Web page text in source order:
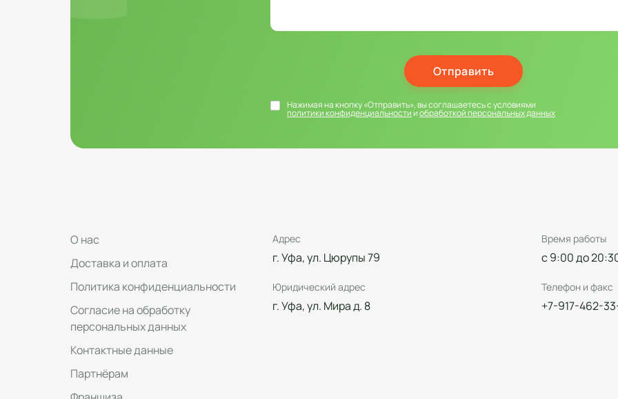
Отправить
Нажимая на кнопку «Отправить», вы соглашаетесь с условиями
политики конфиденциальностииобработкой персональных данных
О нас
Доставка и оплата
Политика конфиденциальности
Согласие на обработку
персональных данных
Контактные данные
Партнёрам
Адрес
г. Уфа, ул. Цюрупы 79
Юридический адрес
г. Уфа, ул. Мира д. 8
Время работы
с 9:00 до
Телефон и факс
+7-917-462-